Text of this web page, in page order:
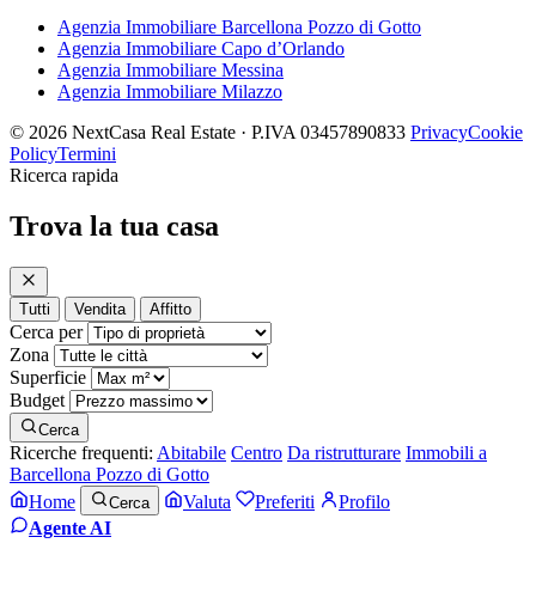
Agenzia Immobiliare Barcellona Pozzo di Gotto
Agenzia Immobiliare Capo d’Orlando
Agenzia Immobiliare Messina
Agenzia Immobiliare Milazzo
© 2026 NextCasa Real Estate · P.IVA 03457890833 PrivacyCookie
PolicyTermini
Ricerca rapida
Trova la tua casa
Tutti Vendita Affitto
Cerca per
Zona
Superficie
Budget
Cerca
Ricerche frequenti: Abitabile Centro Da ristrutturare Immobili a
Barcellona Pozzo di Gotto
Home
Cerca Valuta Preferiti
Profilo
Agente AI